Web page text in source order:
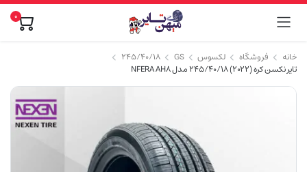
۰
خانه فروشگاه لکسوس GS
۲۴۵/۴۰/۱۸
تایر نکسن کره (2022) 245/40/18 مدل NFERA AH8